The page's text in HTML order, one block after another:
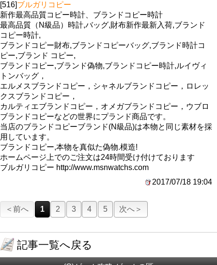
[516]ブルガリコピー
新作最高品質コピー時計、ブランドコピー時計
最高品質（N級品）時計,バッグ,財布新作最新入荷,ブランド
コピー時計,
ブランドコピー財布,ブランドコピーバッグ,ブランド時計コ
ピー,ブランド コピー,
ブランドコピー,ブランド偽物,ブランドコピー時計,ルイヴィ
トンバッグ，
エルメスブランドコピー，シャネルブランドコピー，ロレッ
クスブランドコピー，
カルティエブランドコピー，オメガブランドコピー，ウブロ
ブランドコピーなどの世界にプランド商品です。
当店のブランドコピーブランド(N級品)は本物と同じ素材を採
用しています。
ブランドコピー,本物を真似た偽物.模造!
ホームページ上でのご注文は24時間受け付けております
ブルガリコピー http://www.msnwatchs.com
2017/07/18 19:04
＜前へ 1 2 3 4 5 次へ＞
記事一覧へ戻る